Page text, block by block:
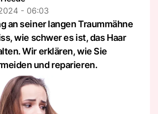
- 06:03
an seiner langen Traummähne
wie schwer es ist, das Haar
Wir erklären, wie Sie
und reparieren.